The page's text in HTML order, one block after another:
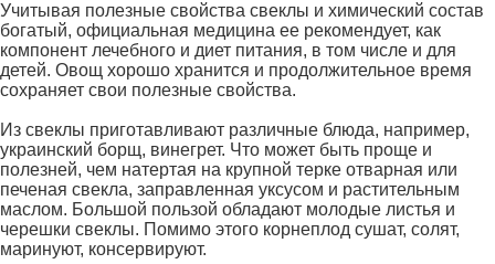
Учитывая полезные свойства свеклы и химический состав
богатый, официальная медицина ее рекомендует, как
компонент лечебного и диет питания, в том числе и для
детей. Овощ хорошо хранится и продолжительное время
сохраняет свои полезные свойства.
Из свеклы приготавливают различные блюда, например,
украинский борщ, винегрет. Что может быть проще и
полезней, чем натертая на крупной терке отварная или
печеная свекла, заправленная уксусом и растительным
маслом. Большой пользой обладают молодые листья и
черешки свеклы. Помимо этого корнеплод сушат, солят,
маринуют, консервируют.